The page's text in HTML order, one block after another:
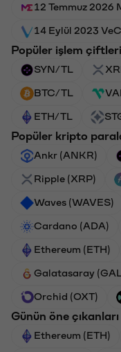
12 Temmuz 2026
14 Eylül 2023
Popüler işlem çiftleri
SYN/TL
BTC/TL
ETH/TL
Popüler kripto
Ankr (ANKR)
Ripple (XRP)
Waves (WAVES)
Cardano (ADA)
Ethereum (ETH)
Galatasaray
Orchid (OXT)
Günün öne çıkanları
Ethereum (ETH)